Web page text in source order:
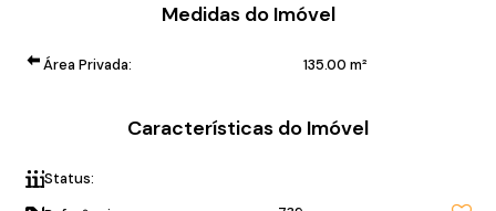
Medidas do Imóvel
Área Privada: 135.00 m²
Características do Imóvel
Status: